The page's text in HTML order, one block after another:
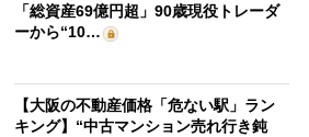
「総資産69億円超」90歳現役トレーダ
ーから“10…
【大阪の不動産価格「危ない駅」ラン
キング】“中古マンション売れ行き鈍